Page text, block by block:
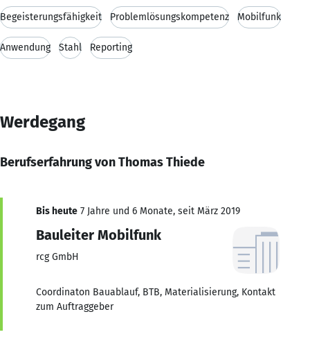
Begeisterungsfähigkeit Problemlösungskompetenz Mobilfunk
Anwendung Stahl Reporting
Werdegang
Berufserfahrung von Thomas Thiede
Bis heute 7 Jahre und 6 Monate, seit März 2019
Bauleiter Mobilfunk
rcg GmbH
Coordinaton Bauablauf, BTB, Materialisierung, Kontakt
zum Auftraggeber